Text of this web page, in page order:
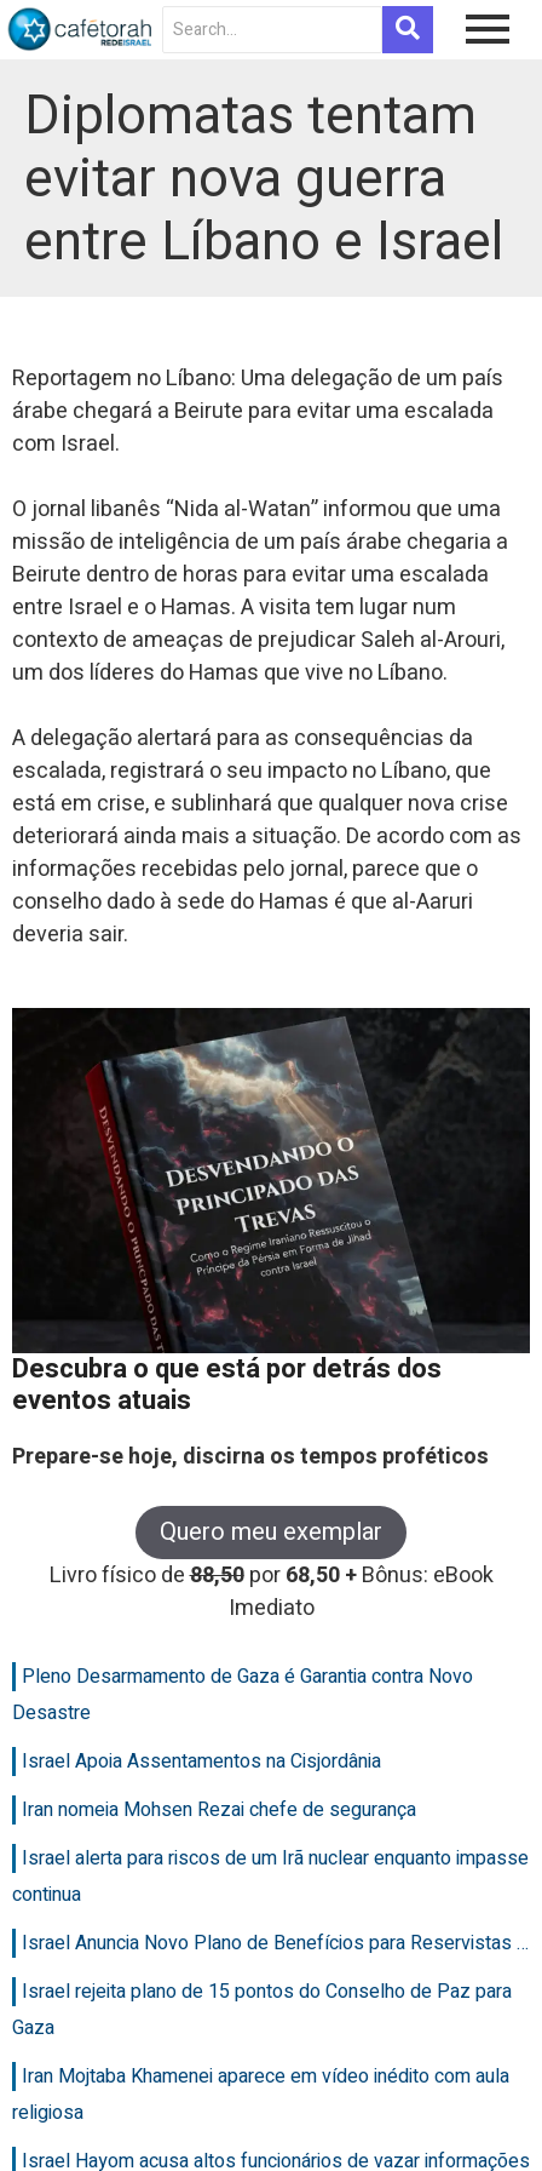
Diplomatas tentam
evitar nova guerra
entre Líbano e Israel
Reportagem no Líbano: Uma delegação de um país
árabe chegará a Beirute para evitar uma escalada
com Israel.
O jornal libanês “Nida al-Watan” informou que uma
missão de inteligência de um país árabe chegaria a
Beirute dentro de horas para evitar uma escalada
entre Israel e o Hamas. A visita tem lugar num
contexto de ameaças de prejudicar Saleh al-Arouri,
um dos líderes do Hamas que vive no Líbano.
A delegação alertará para as consequências da
escalada, registrará o seu impacto no Líbano, que
está em crise, e sublinhará que qualquer nova crise
deteriorará ainda mais a situação. De acordo com as
informações recebidas pelo jornal, parece que o
conselho dado à sede do Hamas é que al-Aaruri
deveria sair.
Descubra o que está por detrás dos
eventos atuais
Prepare-se hoje, discirna os tempos proféticos
Quero meu exemplar
Livro físico de88,50 por68,50 +Bônus: eBook
Imediato
Pleno Desarmamento de Gaza é Garantia contra Novo
Desastre
Israel Apoia Assentamentos na Cisjordânia
Iran nomeia Mohsen Rezai chefe de segurança
Israel alerta para riscos de um Irã nuclear enquanto impasse
continua
Israel Anuncia Novo Plano de Benefícios para Reservistas …
Israel rejeita plano de 15 pontos do Conselho de Paz para
Gaza
Iran Mojtaba Khamenei aparece em vídeo inédito com aula
religiosa
Israel Hayom acusa altos funcionários de vazar informações